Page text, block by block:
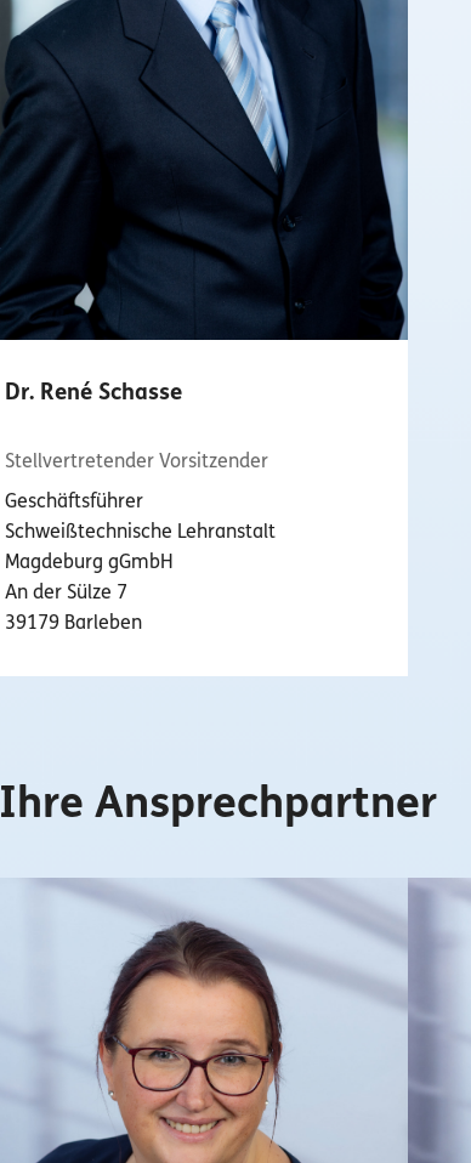
Dr. René Schasse
Stellvertretender Vorsitzender
Geschäftsführer
Schweißtechnische Lehranstalt
Magdeburg gGmbH
An der Sülze 7
39179 Barleben
Ihre Ansprechpartner